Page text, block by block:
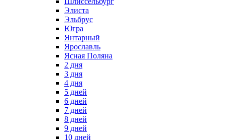
Элиста
Эльбрус
Югра
Янтарный
Ярославль
Ясная Поляна
2 дня
3 дня
4 дня
5 дней
6 дней
7 дней
8 дней
9 дней
10 дней